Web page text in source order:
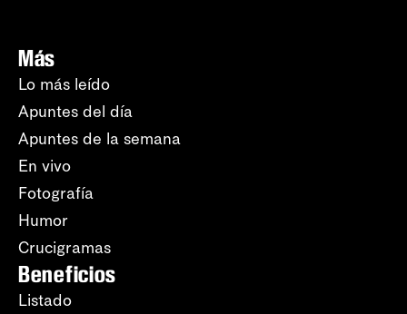
Más
Lo más leído
Apuntes del día
Apuntes de la semana
En vivo
Fotografía
Humor
Crucigramas
Beneficios
Listado